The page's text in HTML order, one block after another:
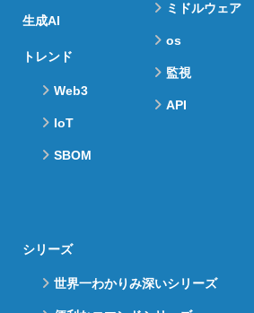
生成AI
トレンド
Web3
IoT
SBOM
ミドルウェア
os
監視
API
シリーズ
世界一わかりみ深いシリーズ